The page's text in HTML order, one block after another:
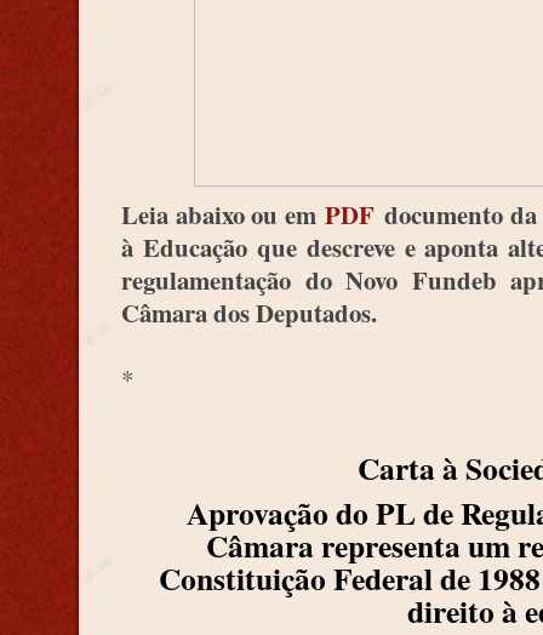
Leia abaixo ou emPDF documento
à Educação que descreve e aponta
regulamentação do Novo Fundeb
Câmara dos Deputados.
*
Carta à
Aprovação do PL de
Câmara representa um
Constituição Federal de
direito à